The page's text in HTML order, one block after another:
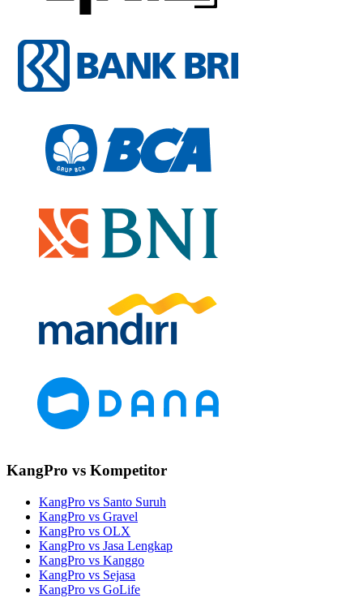
KangPro vs Kompetitor
KangPro vs Santo Suruh
KangPro vs Gravel
KangPro vs OLX
KangPro vs Jasa Lengkap
KangPro vs Kanggo
KangPro vs Sejasa
KangPro vs GoLife